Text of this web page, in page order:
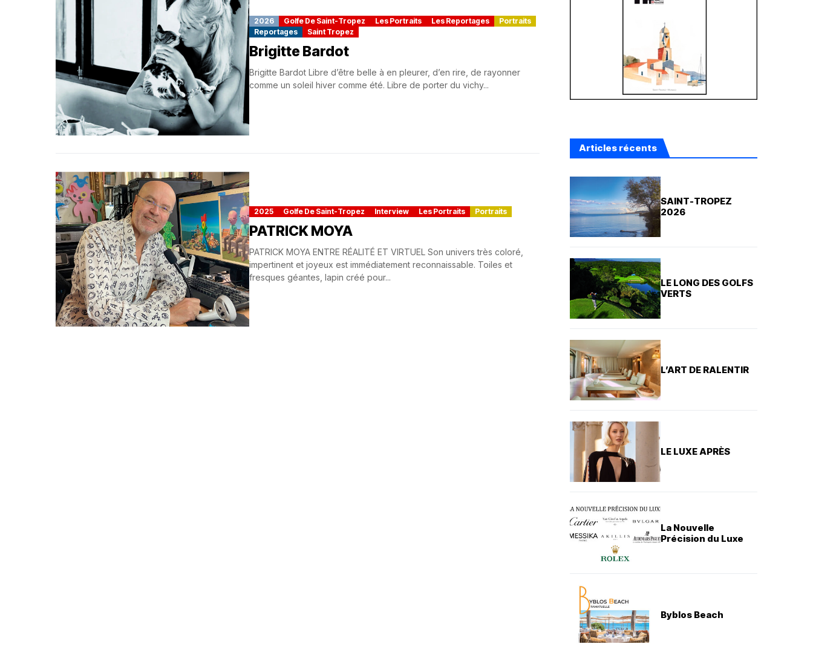
2026 Golfe De Saint-Tropez Les Portraits Les Reportages
Portraits
Reportages
Saint Tropez
Brigitte Bardot
Brigitte Bardot Libre d’être belle à en pleurer, d’en rire, de rayonner
comme un soleil hiver comme été. Libre de porter du vichy...
2025 Golfe De Saint-Tropez Interview Les Portraits Portraits
PATRICK MOYA
PATRICK MOYA ENTRE RÉALITÉ ET VIRTUEL Son univers très coloré,
impertinent et joyeux est immédiatement reconnaissable. Toiles et
fresques géantes, lapin créé pour...
Articles récents
SAINT-TROPEZ
2026
LE LONG DES GOLFS
VERTS
L’ART DE RALENTIR
LE LUXE APRÈS
La Nouvelle
Précision du Luxe
Byblos Beach